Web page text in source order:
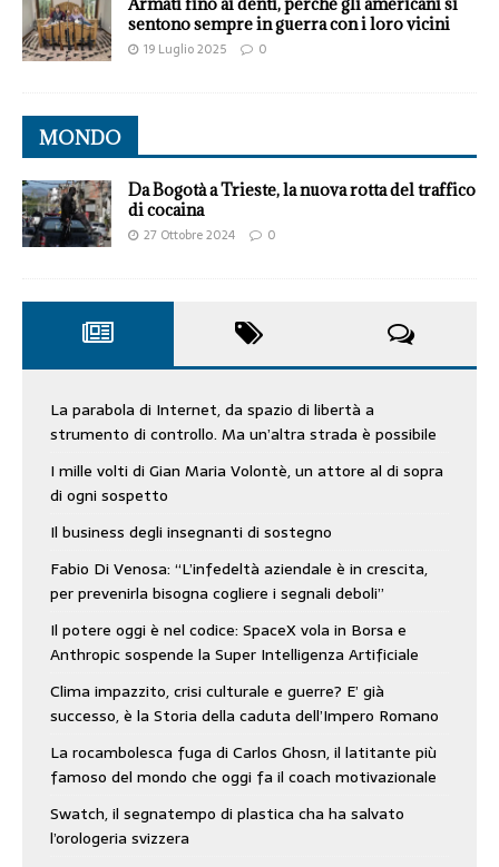
sentono sempre in guerra con i loro vicini
19 Luglio 2025 0
MONDO
Da Bogotà a Trieste, la nuova rotta del traffico
di cocaina
27 Ottobre 2024 0
La parabola di Internet, da spazio di libertà a
strumento di controllo. Ma un’altra strada è possibile
I mille volti di Gian Maria Volontè, un attore al di sopra
di ogni sospetto
Il business degli insegnanti di sostegno
Fabio Di Venosa: “L’infedeltà aziendale è in crescita,
per prevenirla bisogna cogliere i segnali deboli”
Il potere oggi è nel codice: SpaceX vola in Borsa e
Anthropic sospende la Super Intelligenza Artificiale
Clima impazzito, crisi culturale e guerre? E’ già
successo, è la Storia della caduta dell’Impero Romano
La rocambolesca fuga di Carlos Ghosn, il latitante più
famoso del mondo che oggi fa il coach motivazionale
Swatch, il segnatempo di plastica cha ha salvato
l’orologeria svizzera